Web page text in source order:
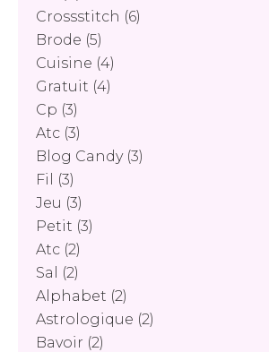
Crossstitch (6)
Brode (5)
Cuisine (4)
Gratuit (4)
Cp (3)
Atc (3)
Blog Candy(3)
Fil
(3)
Jeu (3)
Petit (3)
Atc (2)
Sal
(2)
Alphabet (2)
Astrologique (2)
Bavoir (2)